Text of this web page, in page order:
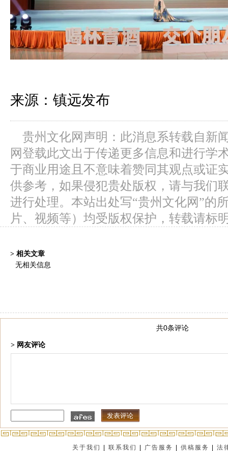
来源：镇远发布
贵州文化网声明：此消息系转载自新
网登载此文出于传递更多信息和进行学
于商业用途且不意味着赞同其观点或证
供参考，如果侵犯贵处版权，请与我们
进行处理。本站出处写“贵州文化网”的
片、视频等）均受版权保护，转载请标
> 相关文章
无相关信息
共0条评论
> 网友评论
关于我们 |联系我们 | 广告服务 |供稿服务 |法